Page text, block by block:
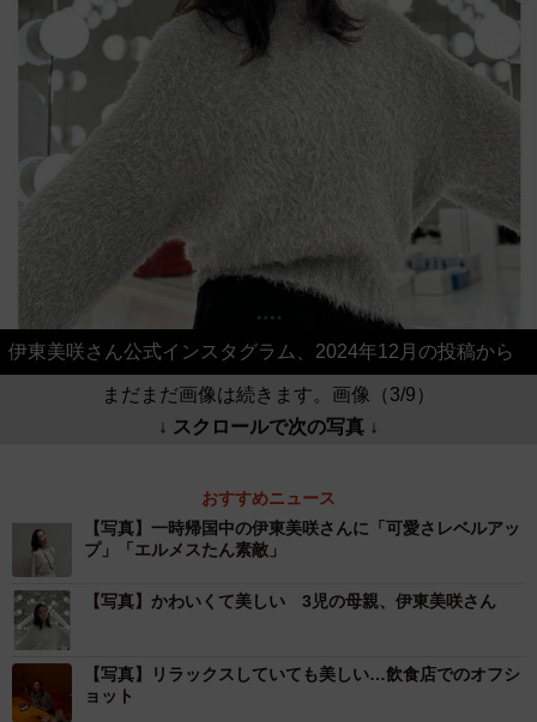
伊東美咲さん公式インスタグラム、2024年12月の投稿から
まだまだ画像は続きます。画像（3/9）
↓ スクロールで次の写真 ↓
おすすめニュース
【写真】一時帰国中の伊東美咲さんに「可愛さレベルアッ
プ」「エルメスたん素敵」
【写真】かわいくて美しい 3児の母親、伊東美咲さん
【写真】リラックスしていても美しい…飲食店でのオフシ
ョット